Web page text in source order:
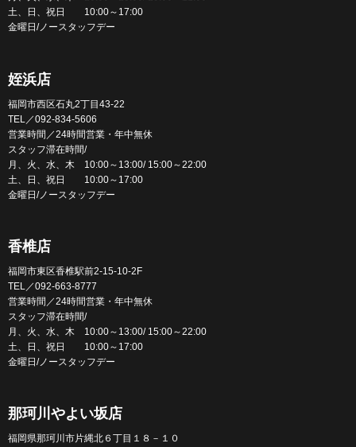
土、日、祝日 10:00～17:00
金曜日/ノースタッフデー
姪浜店
福岡市西区石丸2丁目43-22
TEL／092-834-5606
営業時間／24時間営業・年中無休
スタッフ滞在時間/
月、火、水、木 10:00～13:00/ 15:00～22:00
土、日、祝日 10:00～17:00
金曜日/ノースタッフデー
香椎店
福岡市東区香椎駅前2-15-10-2F
TEL／092-663-8777
営業時間／24時間営業・年中無休
スタッフ滞在時間/
月、火、水、木 10:00～13:00/ 15:00～22:00
土、日、祝日 10:00～17:00
金曜日/ノースタッフデー
那珂川やよい坂店
福岡県那珂川市片縄北６丁目１８－１０